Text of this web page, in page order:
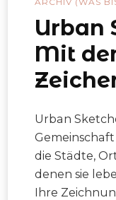
Urban
Mit
Urban
die Städte,
denen sie
Ihre